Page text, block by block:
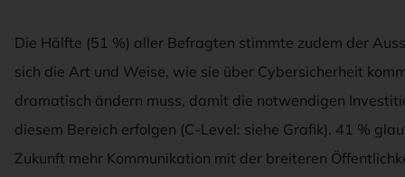
Die Hälfte (51 %) aller Befragten stimmte zudem der
sich die Art und Weise, wie sie über Cybersicherheit
dramatisch ändern muss, damit die notwendigen
diesem Bereich erfolgen (C-Level: siehe Grafik). 41 %
Zukunft mehr Kommunikation mit der breiteren